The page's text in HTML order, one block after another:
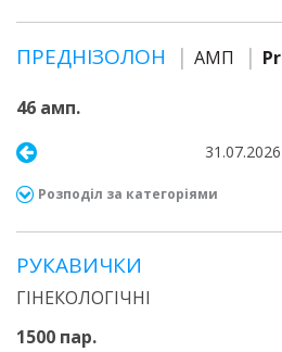
ПРЕДНІЗОЛОН АМП
46 амп.
31.07.2026
Розподіл за категоріями
РУКАВИЧКИ
ГІНЕКОЛОГІЧНІ
1500 пар.